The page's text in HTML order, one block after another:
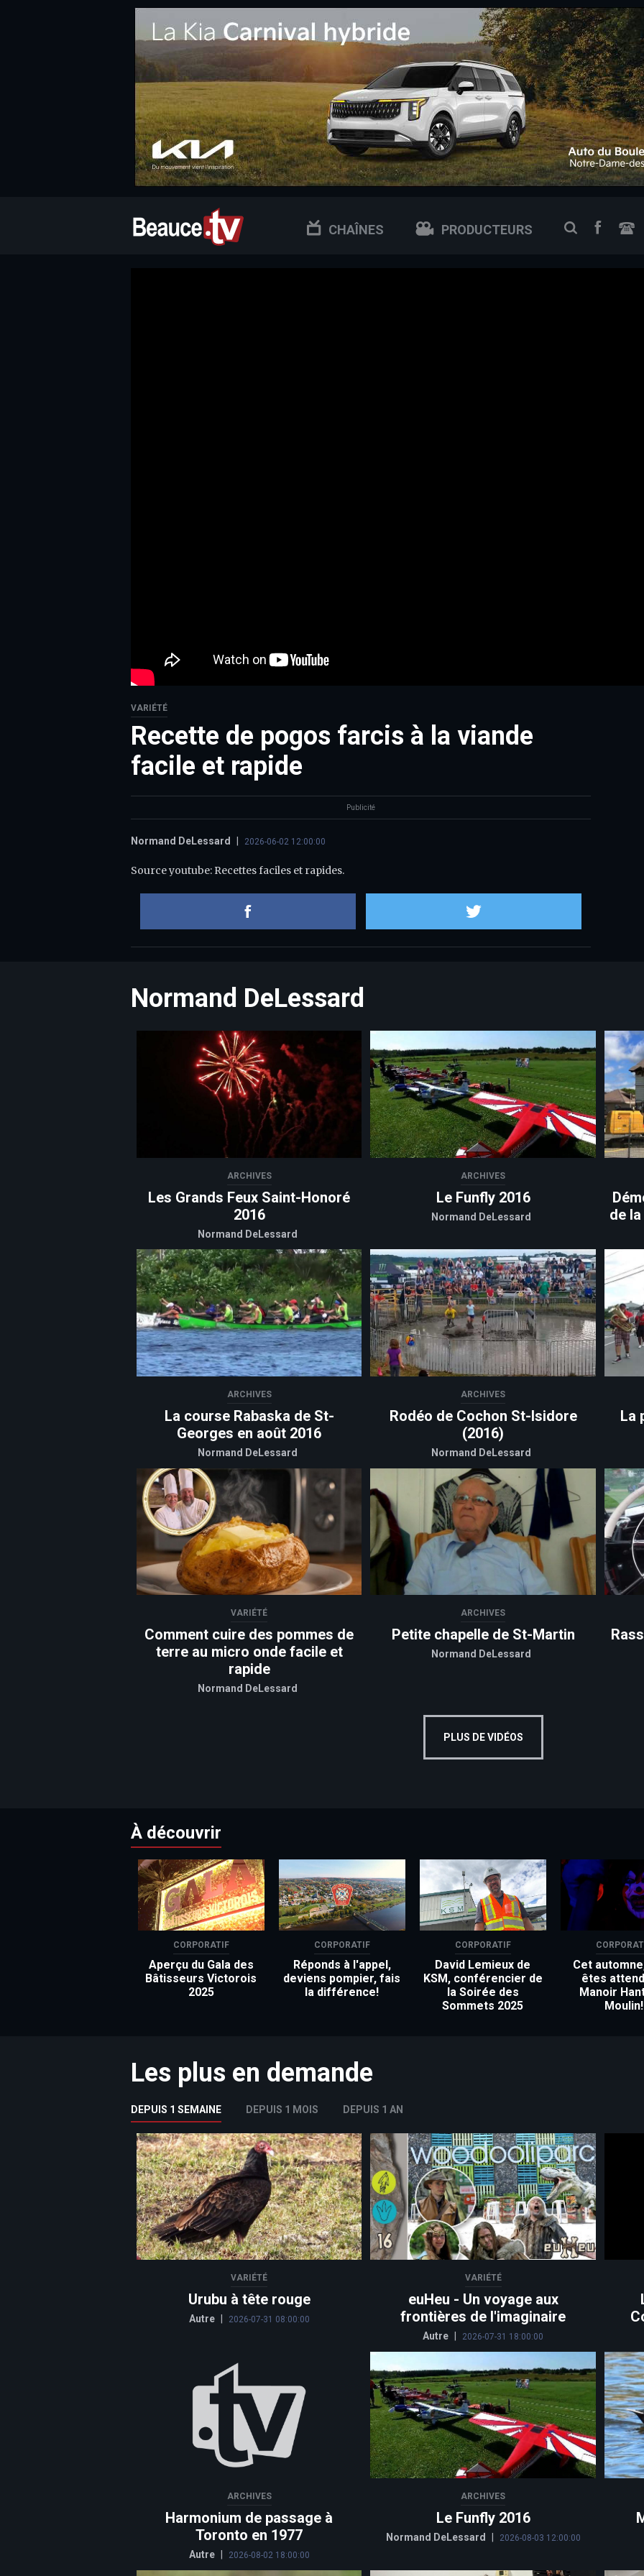
CHAÎNES PRODUCTEURS RECHERCHE
VARIÉTÉ
Recette de pogos farcis à la viande
facile et rapide
Publicité
Normand DeLessard 2026-06-02 12:00:00
Source youtube: Recettes faciles et rapides.
Normand DeLessard
ARCHIVES
Les Grands Feux Saint-Honoré
2016
Normand DeLessard
ARCHIVES
Le Funfly 2016
Normand DeLessard
de
ARCHIVES
La course Rabaska de St-
Georges en août 2016
Normand DeLessard
ARCHIVES
Rodéo de Cochon St-Isidore
(2016)
Normand DeLessard
La
VARIÉTÉ
Comment cuire des pommes de
terre au micro onde facile et
rapide
Normand DeLessard
ARCHIVES
Petite chapelle de St-Martin
Normand DeLessard
PLUS DE VIDÉOS
À découvrir
CORPORATIF
Aperçu du Gala des
Bâtisseurs Victorois
2025
CORPORATIF
Réponds à l'appel,
deviens pompier, fais
la différence!
CORPORATIF
David Lemieux de
KSM, conférencier de
la Soirée des
Sommets 2025
Cet
êtes
Manoir
Moulin!
Les plus en demande
DEPUIS 1 SEMAINE DEPUIS 1 MOIS DEPUIS 1 AN
VARIÉTÉ
Urubu à tête rouge
Autre 2026-07-31 08:00:00
VARIÉTÉ
euHeu - Un voyage aux
frontières de l'imaginaire
Autre 2026-07-31 18:00:00
ARCHIVES
Harmonium de passage à
Toronto en 1977
Autre 2026-08-02 18:00:00
ARCHIVES
Le Funfly 2016
Normand DeLessard 2026-08-03 12:00:00